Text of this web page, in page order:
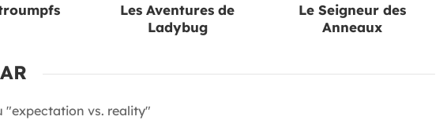
Les Aventures de
Ladybug
Le Seigneur des
Anneaux
"expectation vs. reality"